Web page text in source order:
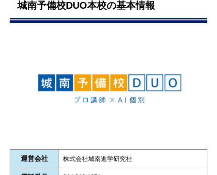
城南予備校DUO本校の基本情報
運営会社 株式会社城南進学研究社